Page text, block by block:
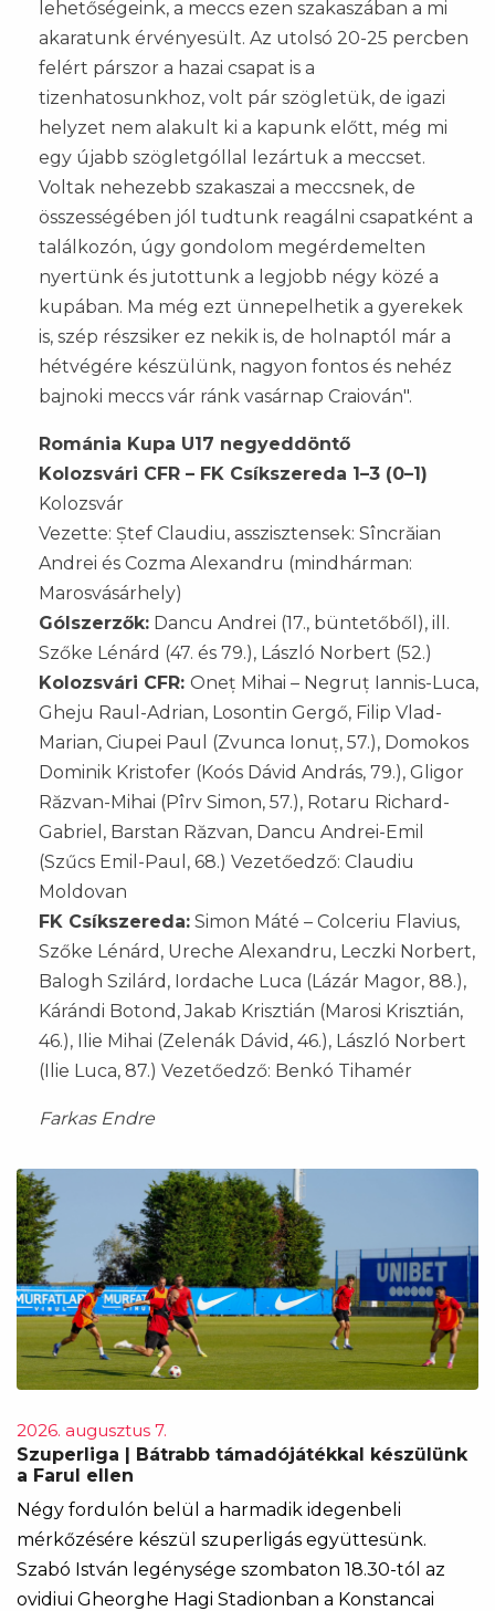
lehetőségeink, a meccs ezen szakaszában a mi
akaratunk érvényesült. Az utolsó 20-25 percben
felért párszor a hazai csapat is a
tizenhatosunkhoz, volt pár szögletük, de igazi
helyzet nem alakult ki a kapunk előtt, még mi
egy újabb szögletgóllal lezártuk a meccset.
Voltak nehezebb szakaszai a meccsnek, de
összességében jól tudtunk reagálni csapatként a
találkozón, úgy gondolom megérdemelten
nyertünk és jutottunk a legjobb négy közé a
kupában. Ma még ezt ünnepelhetik a gyerekek
is, szép részsiker ez nekik is, de holnaptól már a
hétvégére készülünk, nagyon fontos és nehéz
bajnoki meccs vár ránk vasárnap Craiován".
Románia Kupa U17 negyeddöntő
Kolozsvári CFR – FK Csíkszereda 1–3 (0–1)
Kolozsvár
Vezette: Ștef Claudiu, asszisztensek: Sîncrăian
Andrei és Cozma Alexandru (mindhárman:
Marosvásárhely)
Gólszerzők: Dancu Andrei (17., büntetőből), ill.
Szőke Lénárd (47. és 79.), László Norbert (52.)
Kolozsvári CFR: Oneț Mihai – Negruț Iannis-Luca,
Gheju Raul-Adrian, Losontin Gergő, Filip Vlad-
Marian, Ciupei Paul (Zvunca Ionuț, 57.), Domokos
Dominik Kristofer (Koós Dávid András, 79.), Gligor
Răzvan-Mihai (Pîrv Simon, 57.), Rotaru Richard-
Gabriel, Barstan Răzvan, Dancu Andrei-Emil
(Szűcs Emil-Paul, 68.) Vezetőedző: Claudiu
Moldovan
FK Csíkszereda: Simon Máté – Colceriu Flavius,
Szőke Lénárd, Ureche Alexandru, Leczki Norbert,
Balogh Szilárd, Iordache Luca (Lázár Magor, 88.),
Kárándi Botond, Jakab Krisztián (Marosi Krisztián,
46.), Ilie Mihai (Zelenák Dávid, 46.), László Norbert
(Ilie Luca, 87.) Vezetőedző: Benkó Tihamér
Farkas Endre
2026. augusztus 7.
Szuperliga | Bátrabb támadójátékkal készülünk
a Farul ellen
Négy fordulón belül a harmadik idegenbeli
mérkőzésére készül szuperligás együttesünk.
Szabó István legénysége szombaton 18.30-tól az
ovidiui Gheorghe Hagi Stadionban a Konstancai